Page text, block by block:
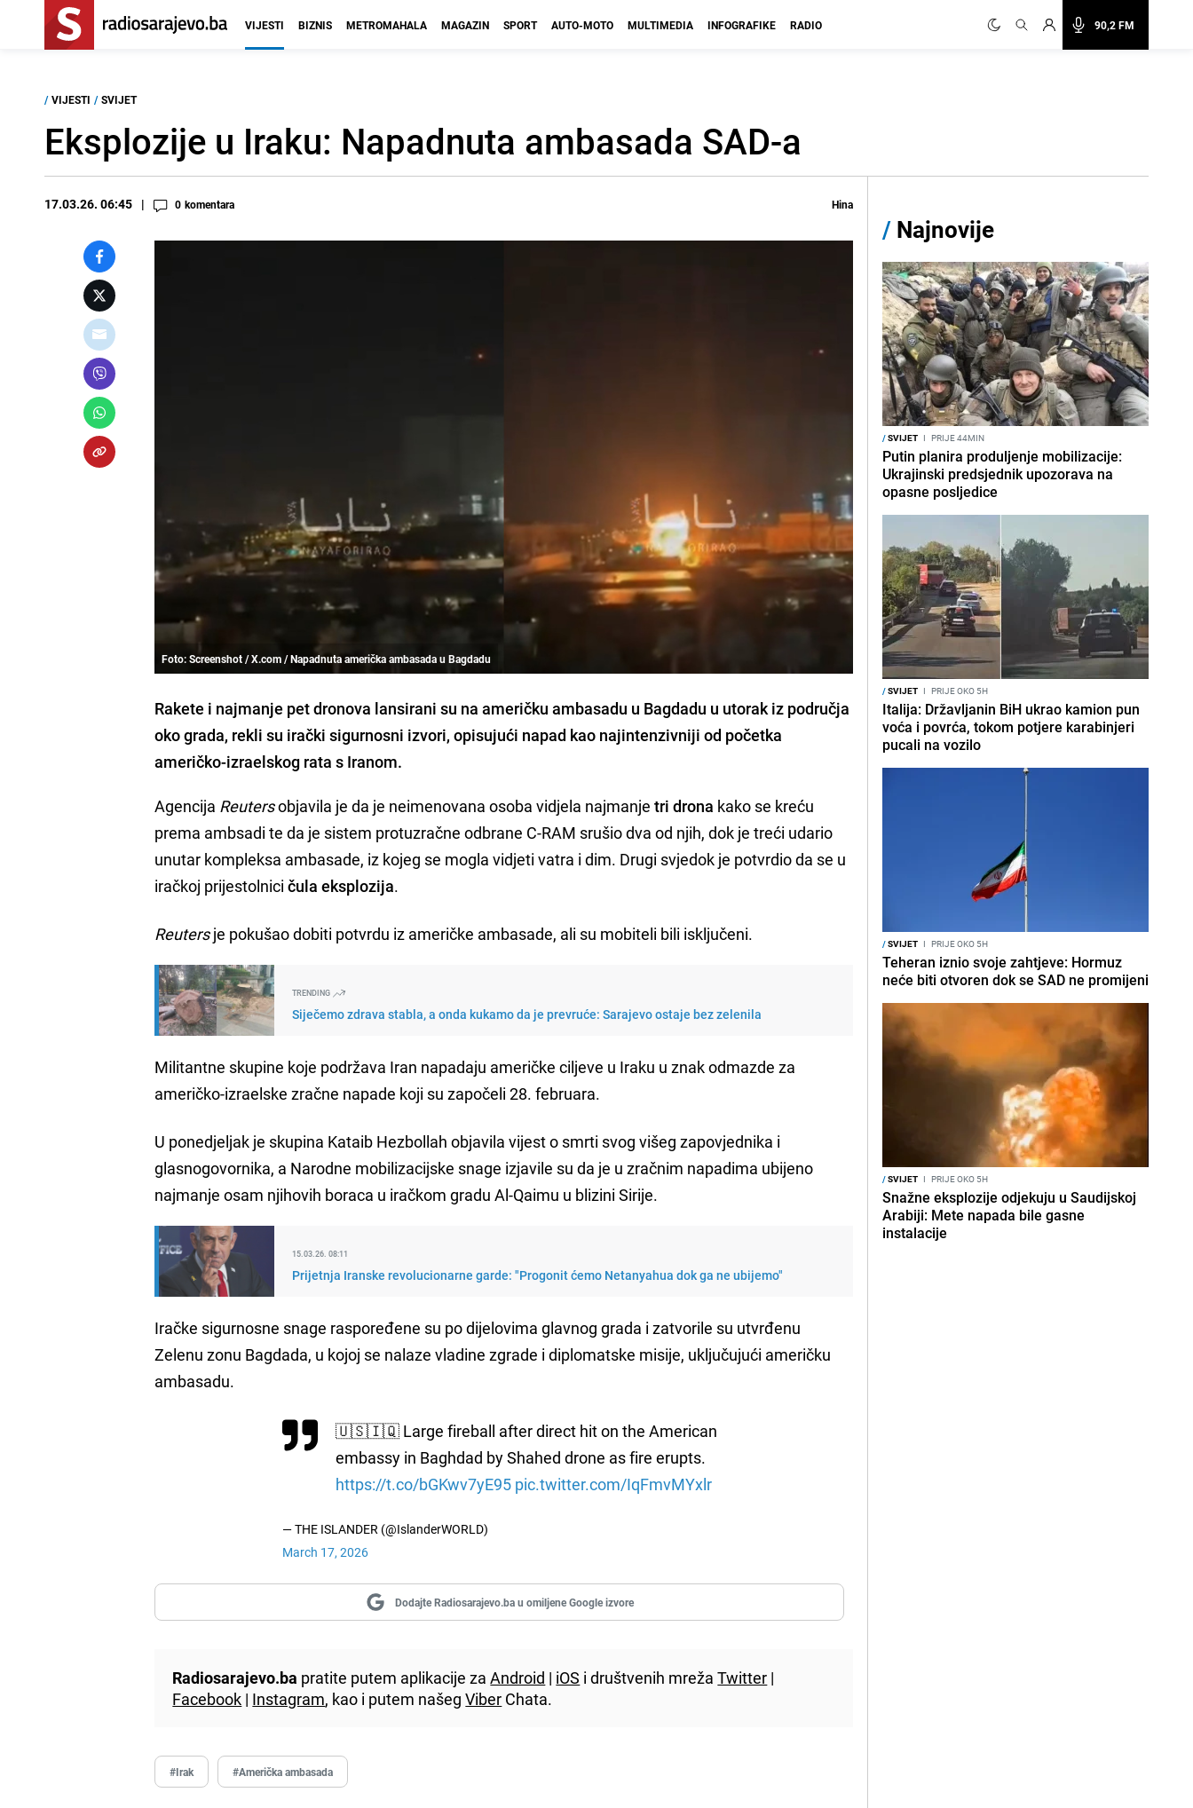
90,2 FM
VIJESTI BIZNIS METROMAHALA MAGAZIN SPORT AUTO-MOTO MULTIMEDIA INFOGRAFIKE RADIO
/ VIJESTI / SVIJET
Eksplozije u Iraku: Napadnuta ambasada SAD-a
17.03.26. 06:45 0 komentara Hina
Foto: Screenshot / X.com / Napadnuta američka ambasada u Bagdadu
Rakete i najmanje pet dronova lansirani su na američku ambasadu u Bagdadu u utorak iz područja
oko grada, rekli su irački sigurnosni izvori, opisujući napad kao najintenzivniji od početka
američko-izraelskog rata s Iranom.
Agencija Reutersobjavila je da je neimenovana osoba vidjela najmanje tri drona kako se kreću
prema ambsadi te da je sistem protuzračne odbrane C-RAM srušio dva od njih, dok je treći udario
unutar kompleksa ambasade, iz kojeg se mogla vidjeti vatra i dim. Drugi svjedok je potvrdio da se u
iračkoj prijestolnicičula eksplozija.
Reutersje pokušao dobiti potvrdu iz američke ambasade, ali su mobiteli bili isključeni.
TRENDING
Siječemo zdrava stabla, a onda kukamo da je prevruće: Sarajevo ostaje bez zelenila
Militantne skupine koje podržava Iran napadaju američke ciljeve u Iraku u znak odmazde za
američko-izraelske zračne napade koji su započeli 28. februara.
U ponedjeljak je skupina Kataib Hezbollah objavila vijest o smrti svog višeg zapovjednika i
glasnogovornika, a Narodne mobilizacijske snage izjavile su da je u zračnim napadima ubijeno
najmanje osam njihovih boraca u iračkom gradu Al-Qaimu u blizini Sirije.
15.03.26. 08:11
Prijetnja Iranske revolucionarne garde: "Progonit ćemo Netanyahua dok ga ne ubijemo"
Iračke sigurnosne snage raspoređene su po dijelovima glavnog grada i zatvorile su utvrđenu
Zelenu zonu Bagdada, u kojoj se nalaze vladine zgrade i diplomatske misije, uključujući američku
ambasadu.
🇺🇸🇮🇶 Large fireball after direct hit on the American
embassy in Baghdad by Shahed drone as fire erupts.
https://t.co/bGKwv7yE95 pic.twitter.com/IqFmvMYxlr
— THE ISLANDER (@IslanderWORLD)
March 17, 2026
Dodajte Radiosarajevo.ba u omiljene Google izvore
Radiosarajevo.ba pratite putem aplikacije zaAndroid | iOS i društvenih mrežaTwitter |
Facebook | Instagram, kao i putem našegViber Chata.
#Irak #Američka ambasada
/ Najnovije
/SVIJET I PRIJE 44MIN
Putin planira produljenje mobilizacije:
Ukrajinski predsjednik upozorava na
opasne posljedice
/SVIJET I PRIJE OKO 5H
Italija: Državljanin BiH ukrao kamion pun
voća i povrća, tokom potjere karabinjeri
pucali na vozilo
/SVIJET I PRIJE OKO 5H
Teheran iznio svoje zahtjeve: Hormuz
neće biti otvoren dok se SAD ne promijeni
/SVIJET I PRIJE OKO 5H
Snažne eksplozije odjekuju u Saudijskoj
Arabiji: Mete napada bile gasne
instalacije